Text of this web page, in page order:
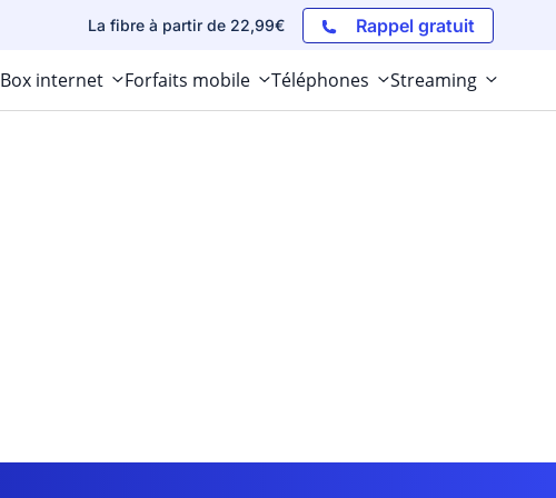
La fibre à partir de 22,99€ Rappel gratuit
Box internet Forfaits mobile Téléphones Streaming